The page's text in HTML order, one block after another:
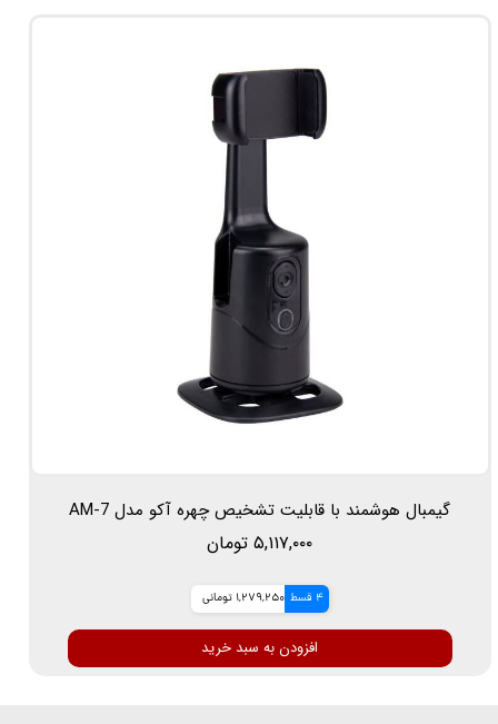
گیمبال هوشمند با قابلیت تشخیص چهره آکو مدل AM-7
۵,۱۱۷,۰۰۰ تومان
4 قسط 1,279,250 تومانی
افزودن به سبد خرید